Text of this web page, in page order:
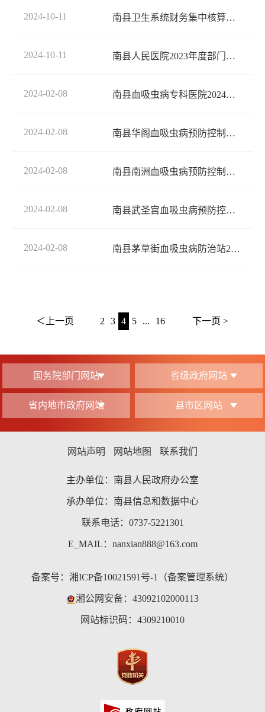
2024-10-11 南县卫生系统财务集中核算管理中心2023年度部门决算
2024-10-11 南县人民医院2023年度部门决算
2024-02-08 南县血吸虫病专科医院2024年部门预算
2024-02-08 南县华阁血吸虫病预防控制站2024年部门预算
2024-02-08 南县南洲血吸虫病预防控制站2024年部门预算
2024-02-08 南县武圣宫血吸虫病预防控制站2024年部门预算
2024-02-08 南县茅草街血吸虫病防治站2024年部门预算
＜上一页 2 3 4 5 ... 16 下一页 >
国务院部门网站 省级政府网站
省内地市政府网站 县市区网站
网站声明 网站地图 联系我们
主办单位：南县人民政府办公室
承办单位：南县信息和数据中心
联系电话：0737-5221301
E_MAIL：nanxian888@163.com
备案号： 湘ICP备10021591号-1（备案管理系统）
湘公网安备：43092102000113
网站标识码：4309210010